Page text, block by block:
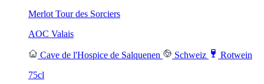
Merlot Tour des Sorciers
AOC Valais
Cave de l'Hospice de Salquenen Schweiz
Rotwein
75cl